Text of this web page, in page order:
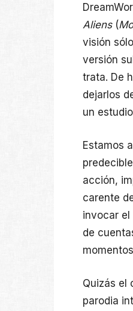
Aliens(
visión
versión
trata. De
dejarlos
un
Estamos
acción,
carente
invocar el
de
Quizás el
parodia